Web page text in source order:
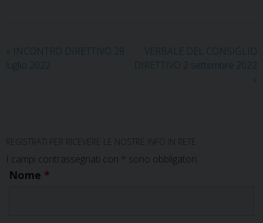
« INCONTRO DIRETTIVO 28
luglio 2022
VERBALE DEL CONSIGLIO
DIRETTIVO 2 settembre 2022
»
REGISTRATI PER RICEVERE LE NOSTRE INFO IN RETE
I campi contrassegnati con * sono obbligatori.
Nome *